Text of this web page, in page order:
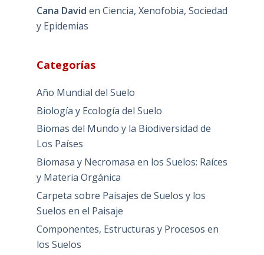
Cana David en Ciencia, Xenofobia, Sociedad
y Epidemias
Categorías
Año Mundial del Suelo
Biología y Ecología del Suelo
Biomas del Mundo y la Biodiversidad de
Los Países
Biomasa y Necromasa en los Suelos: Raíces
y Materia Orgánica
Carpeta sobre Paisajes de Suelos y los
Suelos en el Paisaje
Componentes, Estructuras y Procesos en
los Suelos